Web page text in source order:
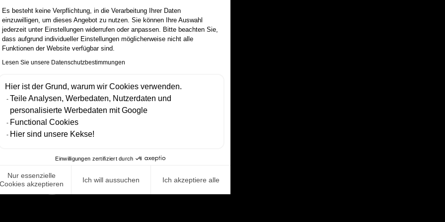
wird mir Raum für beruflichen
und persönlichen Wachstum
geboten. Mit inspirierenden
Menschen arbeiten wir
Visionen, Zielen und uns selbst.
.
Es besteht keine Verpflichtung, in die Verarbeitung Ihrer Daten
einzuwilligen, um dieses Angebot zu nutzen. Sie können Ihre Auswahl
jederzeit unter Einstellungen widerrufen oder anpassen. Bitte beachten Sie,
dass aufgrund individueller Einstellungen möglicherweise nicht alle
Funktionen der Website verfügbar sind.
Lesen Sie unsere Datenschutzbestimmungen
Hier ist der Grund, warum wir Cookies verwenden.
Teile Analysen, Werbedaten, Nutzerdaten und
personalisierte Werbedaten mit Google
Functional Cookies
Hier sind unsere Kekse!
Einwilligungen zertifiziert durch
Nur essenzielle
Cookies akzeptieren
Ich will aussuchen Ich akzeptiere alle